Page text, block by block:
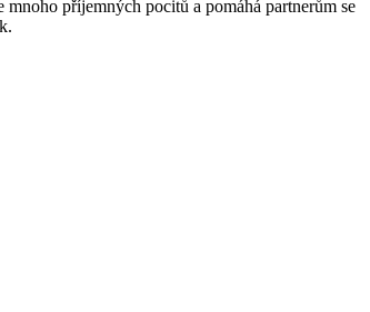
příjemných pocitů a pomáhá partnerům se